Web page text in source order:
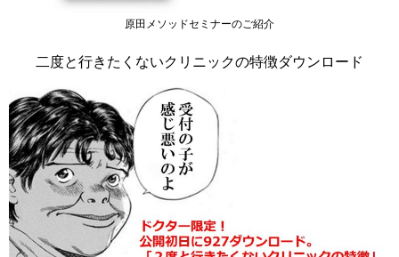
原田メソッドセミナーのご紹介
二度と行きたくないクリニックの特徴ダウンロード